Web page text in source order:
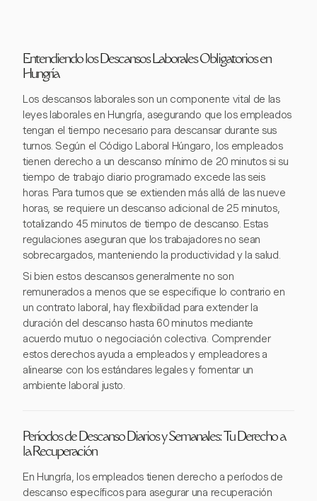
Entendiendo los Descansos Laborales Obligatorios en
Hungría
Los descansos laborales son un componente vital de las
leyes laborales en Hungría, asegurando que los empleados
tengan el tiempo necesario para descansar durante sus
turnos. Según el Código Laboral Húngaro, los empleados
tienen derecho a un descanso mínimo de 20 minutos si su
tiempo de trabajo diario programado excede las seis
horas. Para turnos que se extienden más allá de las nueve
horas, se requiere un descanso adicional de 25 minutos,
totalizando 45 minutos de tiempo de descanso. Estas
regulaciones aseguran que los trabajadores no sean
sobrecargados, manteniendo la productividad y la salud.
Si bien estos descansos generalmente no son
remunerados a menos que se especifique lo contrario en
un contrato laboral, hay flexibilidad para extender la
duración del descanso hasta 60 minutos mediante
acuerdo mutuo o negociación colectiva. Comprender
estos derechos ayuda a empleados y empleadores a
alinearse con los estándares legales y fomentar un
ambiente laboral justo.
Períodos de Descanso Diarios y Semanales: Tu Derecho a
la Recuperación
En Hungría, los empleados tienen derecho a períodos de
descanso específicos para asegurar una recuperación